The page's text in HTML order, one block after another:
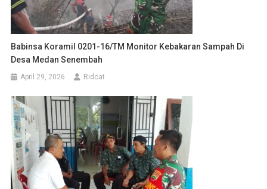
Babinsa Koramil 0201-16/TM Monitor Kebakaran Sampah Di
Desa Medan Senembah
April 29, 2026 Ridcat